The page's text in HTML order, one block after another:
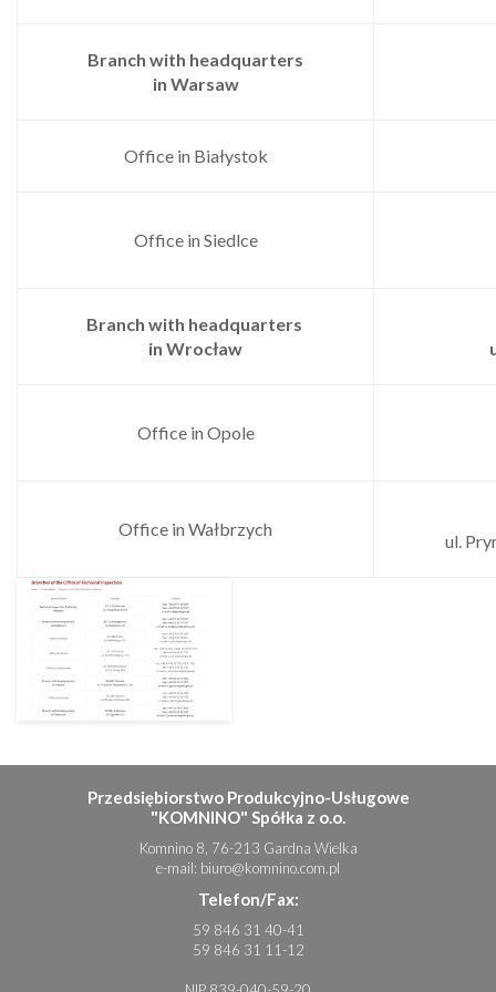
Branch with headquarters
in Warsaw
Office in Białystok
Office in Siedlce
Branch with headquarters
in Wrocław
Office in Opole
Office in Wałbrzych
ul.
Przedsiębiorstwo Produkcyjno-Usługowe
"KOMNINO" Spółka z o.o.
Komnino 8, 76-213 Gardna Wielka
e-mail: biuro@komnino.com.pl
Telefon/Fax:
59 846 31 40-41
59 846 31 11-12